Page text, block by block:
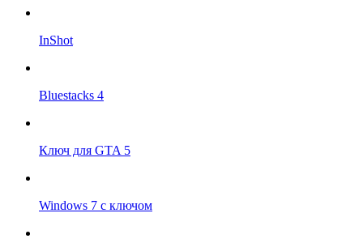
InShot
Bluestacks 4
Ключ для GTA 5
Windows 7 с ключом